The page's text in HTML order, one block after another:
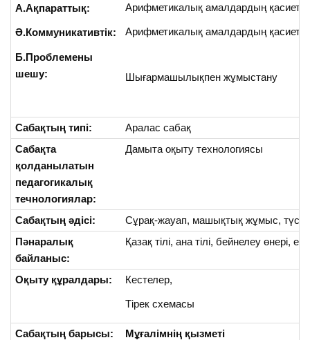
А.Ақпараттық:
Ә.Коммуникативтік:
Б.Проблемены
шешу:
Арифметикалық амалдардың
Арифметикалық амалдардың
Шығармашылықпен жұмыстану
Сабақтың типі:
Аралас сабақ
Сабақта
қолданылатын
педагогикалық
течнологиялар:
Дамыта оқыту технологиясы
Сабақтың әдісі:
Сұрақ-жауап, машықтық жұмыс,
Пәнаралық
байланыс:
Қазақ тілі, ана тілі, бейнелеу өнері,
Оқыту құралдары: Кестелер,
Тірек схемасы
Сабақтың барысы: Мұғалімнің қызметі